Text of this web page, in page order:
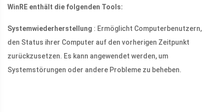
WinRE enthält die folgenden Tools:
Systemwiederherstellung : Ermöglicht Computerbenutzern,
den Status ihrer Computer auf den vorherigen Zeitpunkt
zurückzusetzen. Es kann angewendet werden, um
Systemstörungen oder andere Probleme zu beheben.